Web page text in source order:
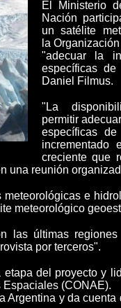
El Ministerio
Nación
unsatélite
la
"adecuar la
específicas
Daniel Filmus.
"La
permitir
específicas
incrementado
creciente que
una reunión
e
meteorológico
las últimas
por terceros".
del proyecto y
(CONAE).
Argentina y da cuenta